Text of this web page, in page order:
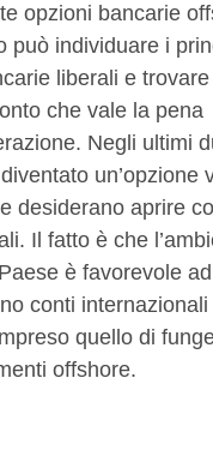
opzioni bancarie
può individuare i
liberali e
che vale la pena
Negli ultimi
un’opzione
desiderano aprire
Il fatto è che
è favorevole
conti internazionali
quello di
offshore.